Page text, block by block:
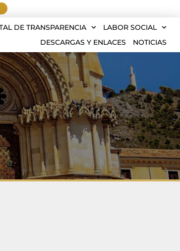
DE TRANSPARENCIA
LABOR SOCIAL
DESCARGAS Y ENLACES
NOTICIAS